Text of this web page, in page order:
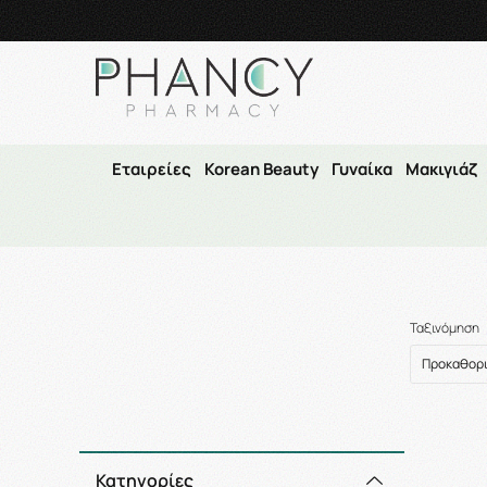
Τηλεφωνικές
Εταιρείες Korean Beauty Γυναίκα Μακιγιάζ
Ταξινόμηση
Κατηγορίες